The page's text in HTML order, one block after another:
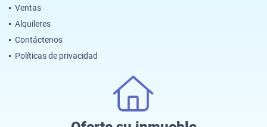
Ventas
Alquileres
Contáctenos
Políticas de privacidad